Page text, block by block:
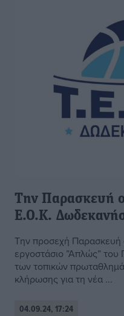
Την Παρασκευή
Ε.Ο.Κ.
Την προσεχή Παρασκευή
εργοστάσιο ”Απλώς” του
των τοπικών
κλήρωσης για τη νέα ...
04.09.24, 17:24